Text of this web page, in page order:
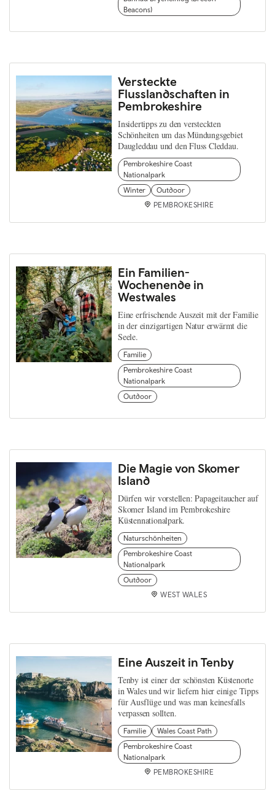
Beacons)
Versteckte
Flusslandschaften in
Pembrokeshire
Insidertipps zu den versteckten
Schönheiten um das Mündungsgebiet
Daugleddau und den Fluss Cleddau.
Pembrokeshire Coast
Nationalpark
Winter
Outdoor
PEMBROKESHIRE
Ein Familien-
Wochenende in
Westwales
Eine erfrischende Auszeit mit der Familie
in der einzigartigen Natur erwärmt die
Seele.
Familie
Pembrokeshire Coast
Nationalpark
Outdoor
Die Magie von Skomer
Island
Dürfen wir vorstellen: Papageitaucher auf
Skomer Island im Pembrokeshire
Küstennationalpark.
Naturschönheiten
Pembrokeshire Coast
Nationalpark
Outdoor
WEST WALES
Eine Auszeit in Tenby
Tenby ist einer der schönsten Küstenorte
in Wales und wir liefern hier einige Tipps
für Ausflüge und was man keinesfalls
verpassen sollten.
Familie
Wales Coast Path
Pembrokeshire Coast
Nationalpark
PEMBROKESHIRE